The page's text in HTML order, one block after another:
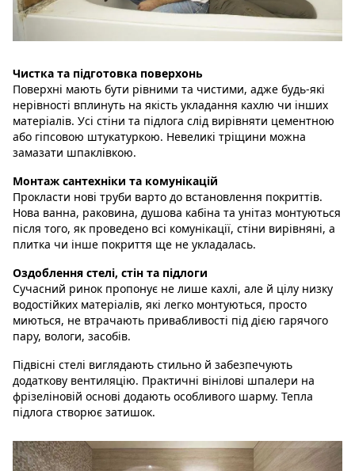
Чистка та підготовка поверхонь
Поверхні мають бути рівними та чистими, адже будь-які
нерівності вплинуть на якість укладання кахлю чи інших
матеріалів. Усі стіни та підлога слід вирівняти цементною
або гіпсовою штукатуркою. Невеликі тріщини можна
замазати шпаклівкою.
Монтаж сантехніки та комунікацій
Прокласти нові труби варто до встановлення покриттів.
Нова ванна, раковина, душова кабіна та унітаз монтуються
після того, як проведено всі комунікації, стіни вирівняні, а
плитка чи інше покриття ще не укладалась.
Оздоблення стелі, стін та підлоги
Сучасний ринок пропонує не лише кахлі, але й цілу низку
водостійких матеріалів, які легко монтуються, просто
миються, не втрачають привабливості під дією гарячого
пару, вологи, засобів.
Підвісні стелі виглядають стильно й забезпечують
додаткову вентиляцію. Практичні вінілові шпалери на
фрізеліновій основі додають особливого шарму. Тепла
підлога створює затишок.